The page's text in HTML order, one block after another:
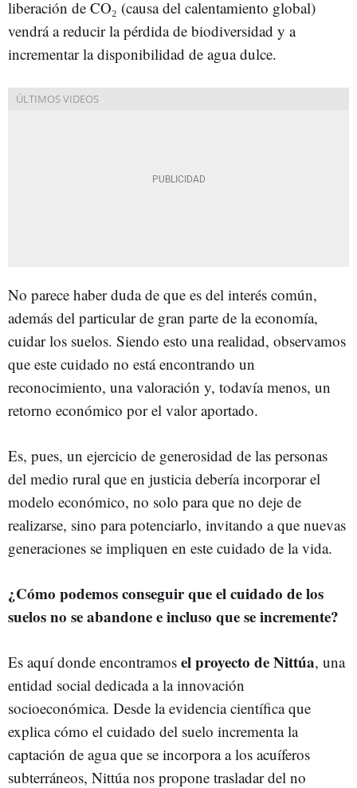
liberación de CO₂ (causa del calentamiento global)
vendrá a reducir la pérdida de biodiversidad y a
incrementar la disponibilidad de agua dulce.
No parece haber duda de que es del interés común,
además del particular de gran parte de la economía,
cuidar los suelos. Siendo esto una realidad, observamos
que este cuidado no está encontrando un
reconocimiento, una valoración y, todavía menos, un
retorno económico por el valor aportado.
Es, pues, un ejercicio de generosidad de las personas
del medio rural que en justicia debería incorporar el
modelo económico, no solo para que no deje de
realizarse, sino para potenciarlo, invitando a que nuevas
generaciones se impliquen en este cuidado de la vida.
¿Cómo podemos conseguir que el cuidado de los
suelos no se abandone e incluso que se incremente?
Es aquí donde encontramos el proyecto de Nittúa, una
entidad social dedicada a la innovación
socioeconómica. Desde la evidencia científica que
explica cómo el cuidado del suelo incrementa la
captación de agua que se incorpora a los acuíferos
subterráneos, Nittúa nos propone trasladar del no